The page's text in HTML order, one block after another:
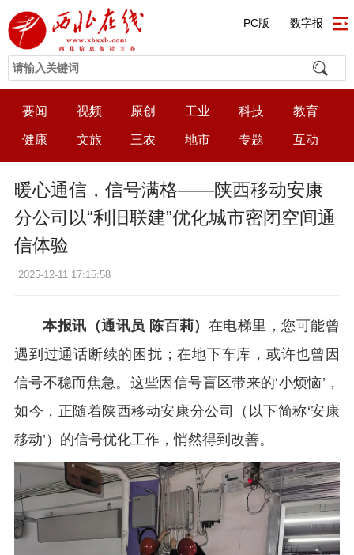
PC版 数字报
要闻 视频 原创 工业 科技 教育
健康 文旅 三农 地市 专题 互动
暖心通信，信号满格——陕西移动安康
分公司以“利旧联建”优化城市密闭空间通
信体验
2025-12-11 17:15:58
本报讯（通讯员 陈百莉） 在电梯里，您可能曾
遇到过通话断续的困扰；在地下车库，或许也曾因
信号不稳而焦急。这些因信号盲区带来的‘小烦恼’，
如今，正随着陕西移动安康分公司（以下简称‘安康
移动’）的信号优化工作，悄然得到改善。